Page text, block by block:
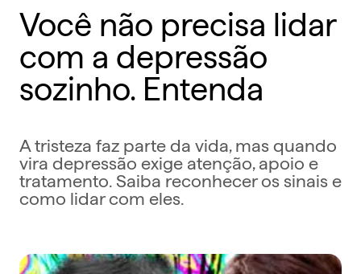
Você não precisa lidar
com a depressão
sozinho. Entenda
A tristeza faz parte da vida, mas quando
vira depressão exige atenção, apoio e
tratamento. Saiba reconhecer os sinais e
como lidar com eles.